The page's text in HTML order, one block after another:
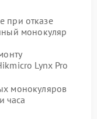
при отказе
монокуляр
Lynx Pro
монокуляров
часа